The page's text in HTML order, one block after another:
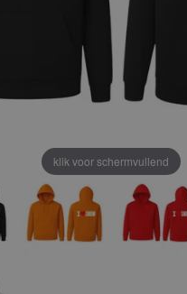
klik voor schermvullend